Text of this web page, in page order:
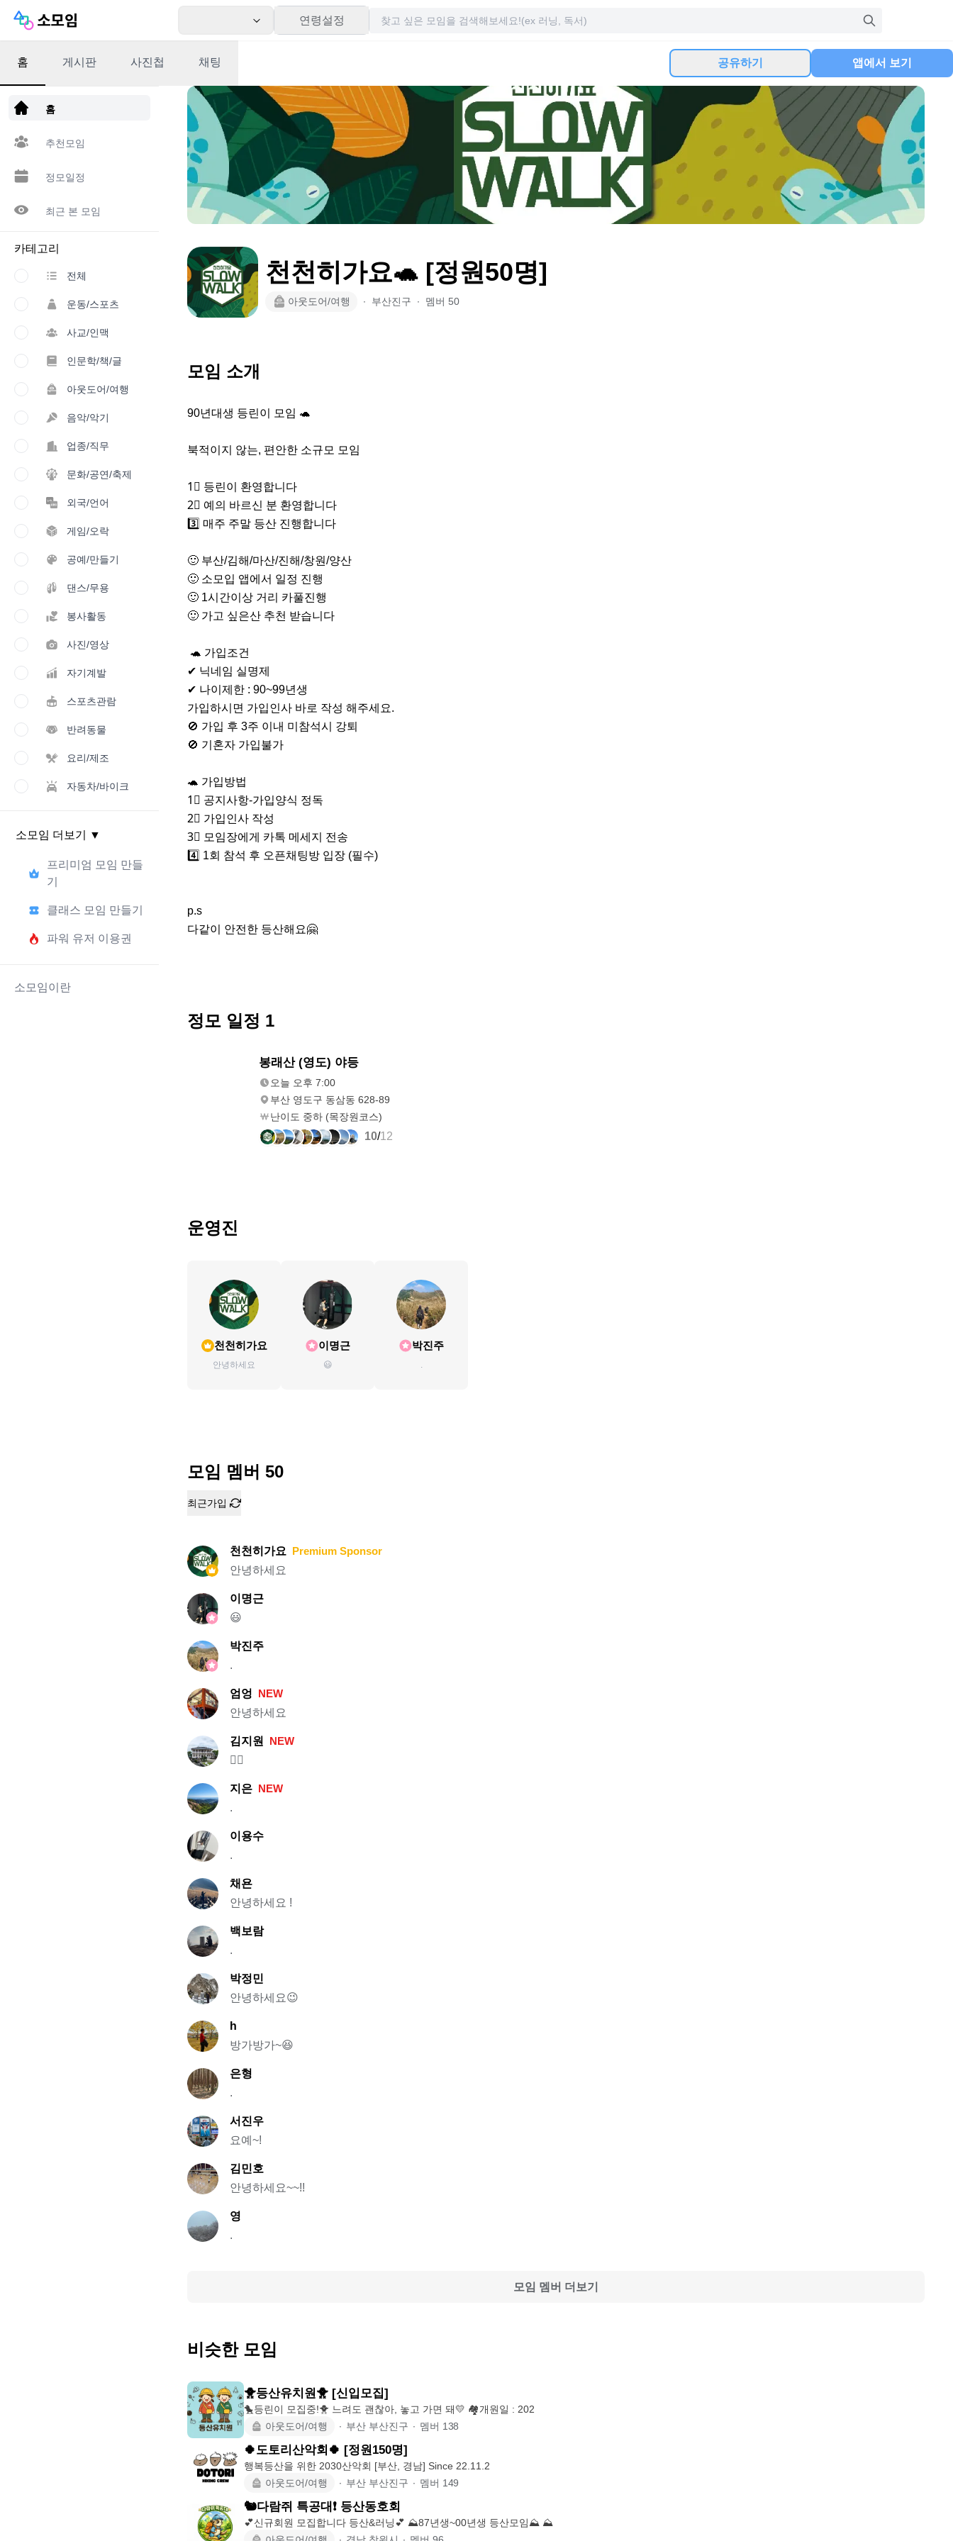
연령설정
앱 다운로드
홈
추천모임
정모일정
최근 본 모임
카테고리
전체
운동/스포츠
사교/인맥
인문학/책/글
아웃도어/여행
음악/악기
업종/직무
문화/공연/축제
외국/언어
게임/오락
공예/만들기
댄스/무용
봉사활동
사진/영상
자기계발
스포츠관람
반려동물
요리/제조
자동차/바이크
소모임 더보기 ▼
프리미엄 모임 만들
기
클래스 모임 만들기
파워 유저 이용권
소모임이란
홈 게시판 사진첩 채팅 공유하기 앱에서 보기
천천히가요🐢 [정원50명]
아웃도어/여행 ∙ 부산진구 ∙ 멤버 50
모임 소개
90년대생 등린이 모임 🐢
북적이지 않는, 편안한 소규모 모임
1⃣ 등린이 환영합니다
2⃣ 예의 바르신 분 환영합니다
3️⃣ 매주 주말 등산 진행합니다
🙂 부산/김해/마산/진해/창원/양산
🙂 소모입 앱에서 일정 진행
🙂 1시간이상 거리 카풀진행
🙂 가고 싶은산 추천 받습니다
✔ 닉네임 실명제
✔ 나이제한 : 90~99년생
가입하시면 가입인사 바로 작성 해주세요.
🚫 가입 후 3주 이내 미참석시 강퇴
🚫 기혼자 가입불가
🐢 가입방법
1⃣ 공지사항-가입양식 정독
2⃣ 가입인사 작성
3⃣ 모임장에게 카톡 메세지 전송
4️⃣ 1회 참석 후 오픈채팅방 입장 (필수)
p.s
다같이 안전한 등산해요🤗
정모 일정 1
봉래산 (영도) 야등
오늘 오후 7:00
부산 영도구 동삼동 628-89
난이도 중하 (목장원코스)
10/12
운영진
천천히가요
안녕하세요
이명근
😃
박진주
.
모임 멤버 50
최근가입
천천히가요
Premium Sponsor
안녕하세요
이명근
😃
박진주
.
엄엉 NEW
안녕하세요
김지원
NEW
🙍‍♂️
지은 NEW
.
이용수
.
채욘
안녕하세요 !
백보람
.
박정민
안녕하세요😉
h
방가방가~😆
은형
.
서진우
요예~!
김민호
안녕하세요~~!!
영
.
모임 멤버 더보기
비슷한 모임
🐥등산유치원🐥 [신입모집]
🐤등린이 모집중!🐥 느려도 괜찮아, 놓고 가면 돼💛 🏘개원일 : 202
아웃도어/여행
∙ 부산 부산진구 ∙ 멤버 138
🍀도토리산악회🍀 [정원150명]
행복등산을 위한 2030산악회 [부산, 경남] Since 22.11.2
아웃도어/여행
∙ 부산 부산진구 ∙ 멤버 149
🐿다람쥐 특공대❗️ 등산동호회
💕신규회원 모집합니다 등산&러닝💕 ⛰️87년생~00년생 등산모임⛰️ ⛰